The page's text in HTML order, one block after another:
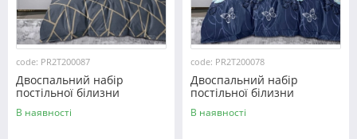
code: PR2T200087
Двоспальний набір
постільної білизни
180*220 із полікотону
№200087 Черешенька™
В наявності
code: PR2T200078
Двоспальний набір
постільної білизни
180*220 із полікотону
№200078 Черешенька™
В наявності